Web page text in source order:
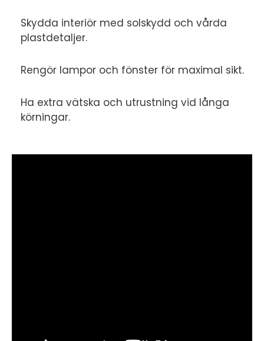
Skydda interiör med solskydd och vårda
plastdetaljer.
Rengör lampor och fönster för maximal sikt.
Ha extra vätska och utrustning vid långa
körningar.